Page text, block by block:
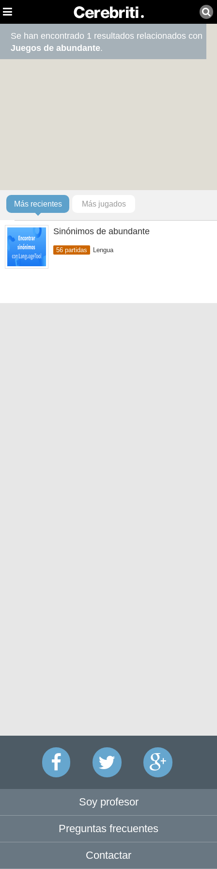
Se han encontrado 1 resultados relacionados con
Juegos de abundante.
Más recientes Más jugados
Sinónimos de abundante
56 partidas Lengua
Soy profesor
Preguntas frecuentes
Contactar